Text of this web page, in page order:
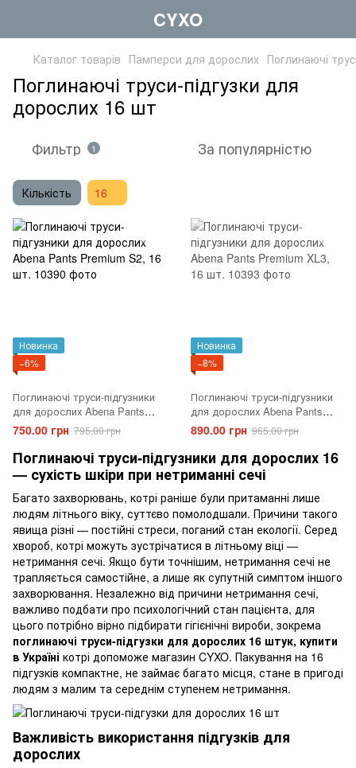
CYXO
Каталог товарів Памперси для дорослих Поглинаючі
Поглинаючі труси-підгузки для
дорослих 16 шт
Фильтр 1 За популярністю
Кількість 16
Новинка
−6%
Поглинаючі труси-підгузники
для дорослих Abena Pants
Premium S2, 16 шт.
750.00 грн 795.00 грн
Новинка
−8%
Поглинаючі труси-підгузники
для дорослих Abena Pants
Premium XL3, 16 шт.
890.00 грн 965.00 грн
Поглинаючі труси-підгузники для дорослих 16
— сухість шкіри при нетриманні сечі
Багато захворювань, котрі раніше були притаманні лише
людям літнього віку, суттєво помолодшали. Причини такого
явища різні — постійні стреси, поганий стан екології. Серед
хвороб, котрі можуть зустрічатися в літньому віці —
нетримання сечі. Якщо бути точнішим, нетримання сечі не
трапляється самостійне, а лише як супутній симптом іншого
захворювання. Незалежно від причини нетримання сечі,
важливо подбати про психологічний стан пацієнта, для
цього потрібно вірно підбирати гігієнічні вироби, зокрема
поглинаючі труси-підгузки для дорослих 16 штук, купити
в Україні котрі допоможе магазин CYXO. Пакування на 16
підгузків компактне, не займає багато місця, стане в пригоді
людям з малим та середнім ступенем нетримання.
Важливість використання підгузків для
дорослих